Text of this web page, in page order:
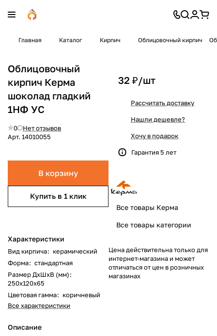
Главная Каталог Кирпич Облицовочный кирпич
Облицовочный
кирпич Керма
шоколад гладкий
1НФ УС
0
Нет отзывов
Арт. 14010055
В корзину
Купить в 1 клик
Характеристики
Вид кирпича: керамический
Форма: стандартная
Размер ДхШхВ (мм):
250х120х65
Цветовая гамма: коричневый
Все характеристики
Описание
32 ₽/шт
Рассчитать доставку
Нашли дешевле?
Хочу в подарок
Гарантия 5 лет
Все товары Керма
Все товары категории
Цена действительна только для
интернет-магазина и может
отличаться от цен в розничных
магазинах